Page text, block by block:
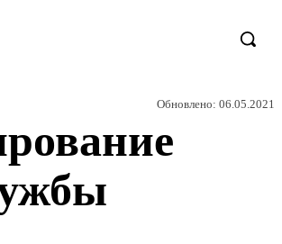
Обновлено: 06.05.2021